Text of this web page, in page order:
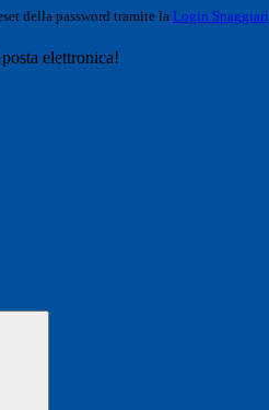
della password tramite la Login Spaggiari
elettronica!